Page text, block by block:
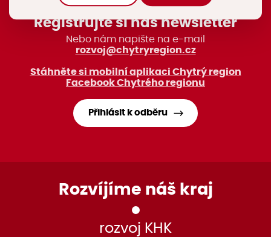
Registrujte si náš newsletter
Nebo nám napište na e-mail
rozvoj@chytryregion.cz
Stáhněte si mobilní aplikaci Chytrý region
Facebook Chytrého regionu
Přihlásit k odběru
Rozvíjíme náš kraj
rozvoj KHK